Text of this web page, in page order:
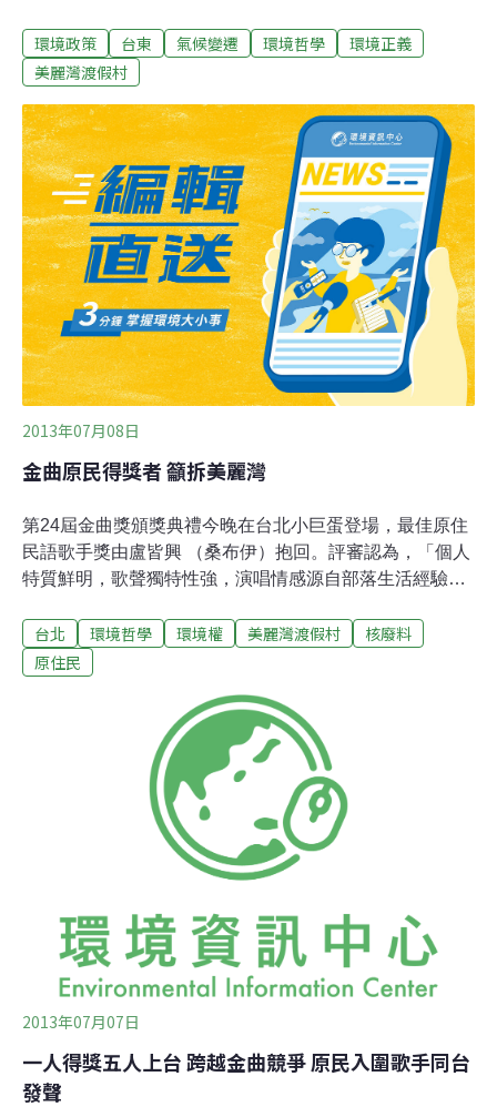
作裝修，也不能營業。美麗灣渡假村在取得復工許可後，
部落居民提起訴訟，要求撤銷「二次環評」，此官司目前
去，會對海洋生態與部落生存環境的衝擊持續惡化，鄰近
的刺桐、都蘭等部落的居民向高雄高等行政法院提出聲
請，要求停止執行台東縣政府今年 2月 1 日通過的「美麗
灣渡假村新建工程環境影響評估」及3月13日的「准復工
處分」，法院今發佈新聞表示，准其聲請。本案起訴方代
表人、元貞律師事務所律師詹順貴接受記者採訪時說明，
此刻他們還沒收到正式的裁決書，但簡單來說，因為地方
居民與縣政府還有撤銷環評的訴訟在進行，現在不能讓狀
況繼續惡化，因而法官同意居民的聲請；換句話說，
環境政策 台東 氣候變遷 環境哲學
環境正義
美麗灣渡假村
2013年07月08日
金曲原民得獎者 籲拆美麗灣
第24屆金曲獎頒獎典禮今晚在台北小巨蛋登場，最佳原住
民語歌手獎由盧皆興 （桑布伊）抱回。評審認為，「個人
特質鮮明，歌聲獨特性強，演唱情感源自部落生活經驗，
獎，開心表示，「感謝各位評審、感謝我的祖靈、感謝我
的卡迪布部落！」盧皆興也邀請他的部落同胞上台，分享
頒獎典禮很「反美麗灣」。入圍金曲獎最佳原住民語專輯
獎和最佳原住民語歌手獎的達卡鬧，今天走星光大道時就
高舉「拆美麗灣」毛巾表達訴求。最佳原住民語歌手獎得
獎者盧皆興（桑布伊）上台領獎時，也邀請達卡鬧、歌手
舒米恩等人上台，手持「拆美麗灣」、「拒絕不當開
發」、「守護東海岸」、「反核反核廢料」等牌子表示訴
求。核廢料議題，強調美麗灣渡假村一定要拆，核廢料一
響起熱烈的掌聲。
台北 環境哲學 環境權 美麗灣渡假村
核廢料
原住民
2013年07月07日
一人得獎五人上台 跨越金曲競爭 原民入圍歌手同台
發聲